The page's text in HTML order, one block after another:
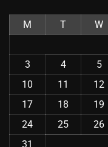
M
T W
3
4 5
10
11 12
17
18 19
24
25 26
31